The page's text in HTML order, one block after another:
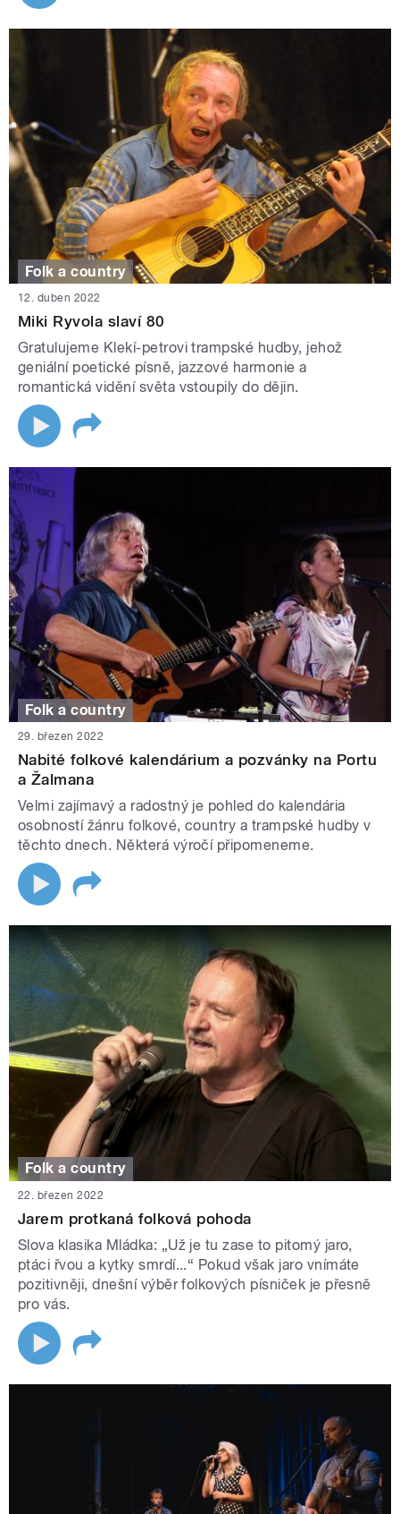
Folk a country
12. duben 2022
Miki Ryvola slaví 80
Gratulujeme Klekí-petrovi trampské hudby, jehož
geniální poetické písně, jazzové harmonie a
romantická vidění světa vstoupily do dějin.
Folk a country
29. březen 2022
Nabité folkové kalendárium a pozvánky na Portu
a Žalmana
Velmi zajímavý a radostný je pohled do kalendária
osobností žánru folkové, country a trampské hudby v
těchto dnech. Některá výročí připomeneme.
Folk a country
22. březen 2022
Jarem protkaná folková pohoda
Slova klasika Mládka: „Už je tu zase to pitomý jaro,
ptáci řvou a kytky smrdí...“ Pokud však jaro vnímáte
pozitivněji, dnešní výběr folkových písniček je přesně
pro vás.